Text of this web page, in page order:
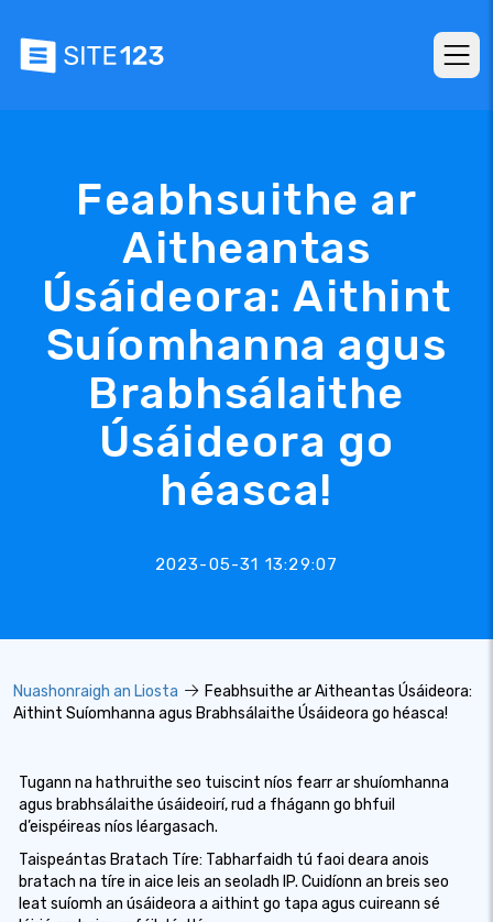
Feabhsuithe ar
Aitheantas
Úsáideora: Aithint
Suíomhanna agus
Brabhsálaithe
Úsáideora go
héasca!
2023-05-31 13:29:07
Nuashonraigh an Liosta
Feabhsuithe ar Aitheantas Úsáideora:
Aithint Suíomhanna agus Brabhsálaithe Úsáideora go héasca!
Tugann na hathruithe seo tuiscint níos fearr ar shuíomhanna
agus brabhsálaithe úsáideoirí, rud a fhágann go bhfuil
d’eispéireas níos léargasach.
Taispeántas Bratach Tíre: Tabharfaidh tú faoi deara anois
bratach na tíre in aice leis an seoladh IP. Cuidíonn an breis seo
leat suíomh an úsáideora a aithint go tapa agus cuireann sé